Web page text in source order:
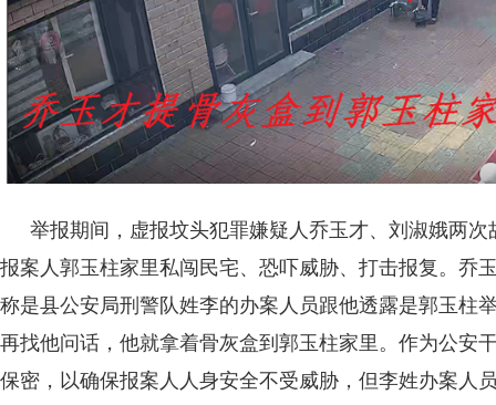
举报期间，虚报坟头犯罪嫌疑人乔玉才、刘淑娥两
报案人郭玉柱家里私闯民宅、恐吓威胁、打击报复。乔
称是县公安局刑警队姓李的办案人员跟他透露是郭玉柱
再找他问话，他就拿着骨灰盒到郭玉柱家里。作为公安
保密，以确保报案人人身安全不受威胁，但李姓办案人